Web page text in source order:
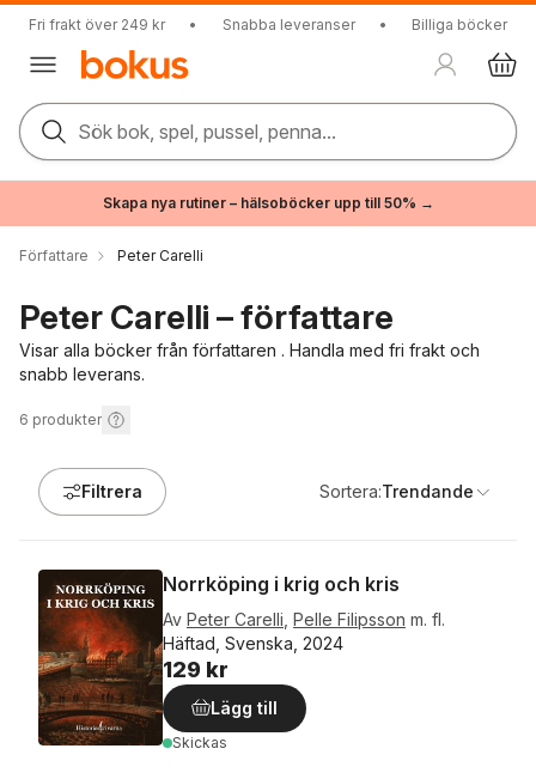
Fri frakt över 249 kr • Snabba leveranser • Billiga böcker
Sök bok, spel, pussel, penna...
Skapa nya rutiner – hälsoböcker upp till 50% →
Författare Peter Carelli
Peter Carelli – författare
Visar alla böcker från författaren . Handla med fri frakt och
snabb leverans.
6 produkter
Filtrera Sortera:Trendande
Norrköping i krig och kris
Av Peter Carelli Pelle Filipsson m. fl.
Häftad, Svenska, 2024
129 kr
Lägg till
Skickas